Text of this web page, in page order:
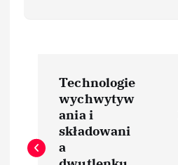
w
Technologie
wychwytyw
ania i
składowani
a